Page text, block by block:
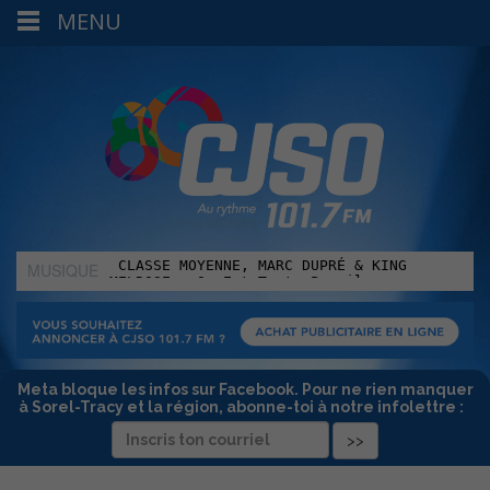
MUSIQUE
:
Meta bloque les infos sur Facebook. Pour ne rien manquer
à Sorel-Tracy et la région, abonne-toi à notre infolettre :
MENU